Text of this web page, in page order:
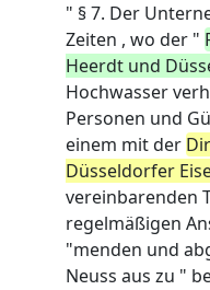
" § 7. Der
Zeiten , wo der "
Heerdt und
Hochwasser
Personen und
einem mit der
Düsseldorfer
vereinbarenden
regelmäßigen
"menden und
Neuss aus zu "